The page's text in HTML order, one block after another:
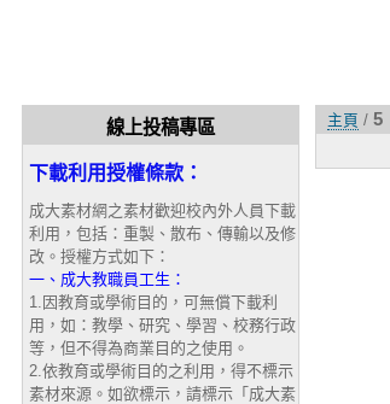
線上投稿專區
下載利用授權條款：
成大素材網之素材歡迎校內外人員下載
利用，包括：重製、散布、傳輸以及修
改。授權方式如下：
一、成大教職員工生：
1.因教育或學術目的，可無償下載利
用，如：教學、研究、學習、校務行政
等，但不得為商業目的之使用。
2.依教育或學術目的之利用，得不標示
素材來源。如欲標示，請標示「成大素
主頁 / 5